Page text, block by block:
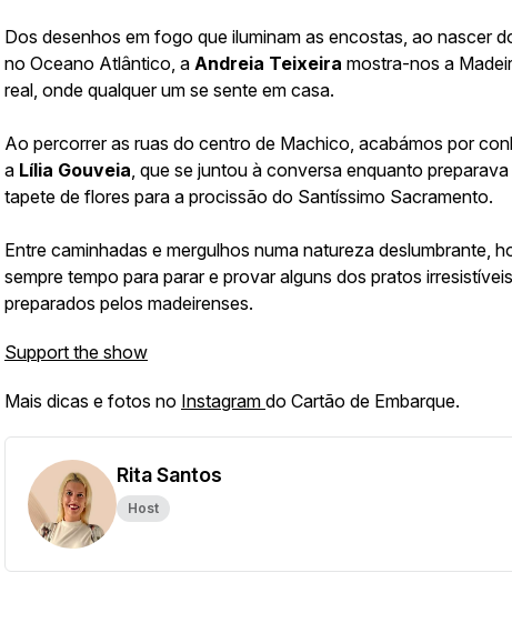
Dos desenhos em fogo que iluminam as encostas, ao nascer
no Oceano Atlântico, a Andreia Teixeira mostra-nos a
real, onde qualquer um se sente em casa.
Ao percorrer as ruas do centro de Machico, acabámos por
a Lília Gouveia, que se juntou à conversa enquanto preparava
tapete de flores para a procissão do Santíssimo Sacramento.
Entre caminhadas e mergulhos numa natureza deslumbrante,
sempre tempo para parar e provar alguns dos pratos irresistíveis
preparados pelos madeirenses.
Support the show
Mais dicas e fotos no Instagram do Cartão de Embarque.
Rita Santos
Host